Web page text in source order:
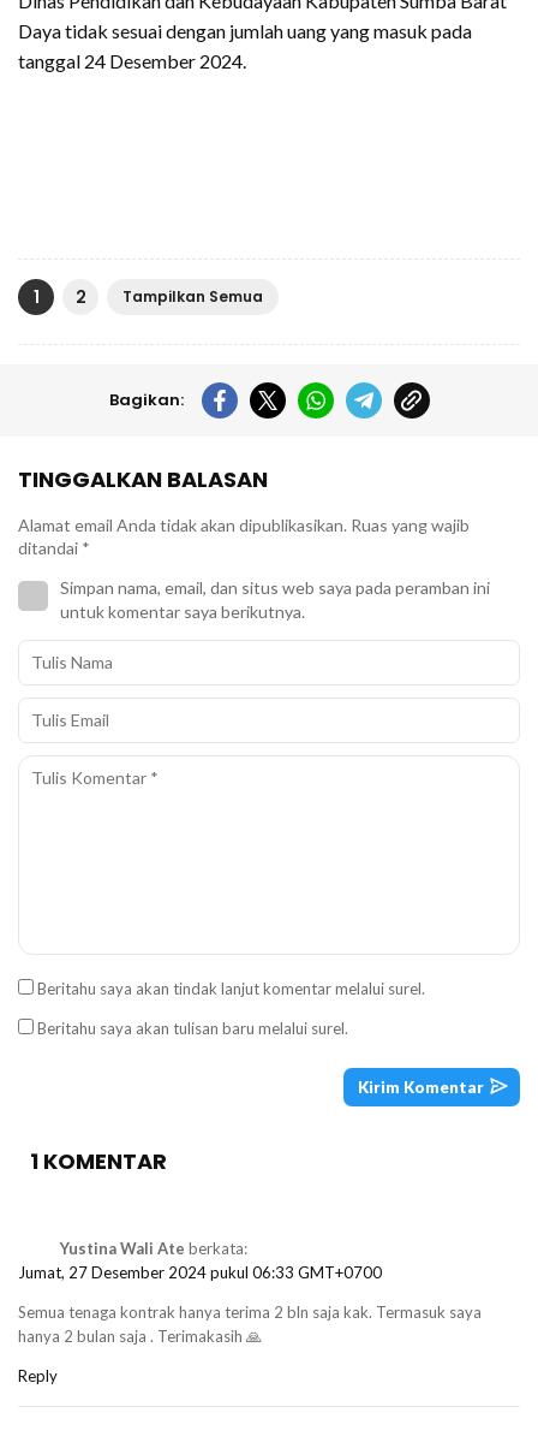
Daya tidak sesuai dengan jumlah uang yang masuk pada
tanggal 24 Desember 2024.
1 2 Tampilkan Semua
Bagikan:
TINGGALKAN BALASAN
Alamat email Anda tidak akan dipublikasikan. Ruas yang wajib
ditandai *
Simpan nama, email, dan situs web saya pada peramban ini
untuk komentar saya berikutnya.
Beritahu saya akan tindak lanjut komentar melalui surel.
Beritahu saya akan tulisan baru melalui surel.
1 KOMENTAR
Yustina Wali Ate berkata:
Jumat, 27 Desember 2024 pukul 06:33 GMT+0700
Semua tenaga kontrak hanya terima 2 bln saja kak. Termasuk saya
hanya 2 bulan saja . Terimakasih 🙏
Reply